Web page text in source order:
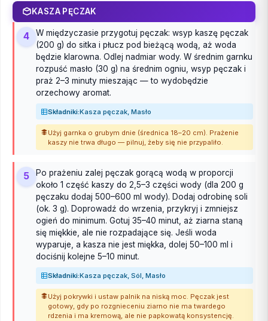
KASZA PĘCZAK
4
W międzyczasie przygotuj pęczak: wsyp kaszę pęczak
(200 g) do sitka i płucz pod bieżącą wodą, aż woda
będzie klarowna. Odlej nadmiar wody. W średnim garnku
rozpuść masło (30 g) na średnim ogniu, wsyp pęczak i
praż 2–3 minuty mieszając — to wydobędzie
orzechowy aromat.
Składniki:Kasza pęczak, Masło
Użyj garnka o grubym dnie (średnica 18–20 cm). Prażenie
kaszy nie trwa długo — pilnuj, żeby się nie przypaliło.
5
Po prażeniu zalej pęczak gorącą wodą w proporcji
około 1 część kaszy do 2,5–3 części wody (dla 200 g
pęczaku dodaj 500–600 ml wody). Dodaj odrobinę soli
(ok. 3 g). Doprowadź do wrzenia, przykryj i zmniejsz
ogień do minimum. Gotuj 35–40 minut, aż ziarna staną
się miękkie, ale nie rozpadające się. Jeśli woda
wyparuje, a kasza nie jest miękka, dolej 50–100 ml i
dociśnij kolejne 5–10 minut.
Składniki:Kasza pęczak, Sól, Masło
Użyj pokrywki i ustaw palnik na niską moc. Pęczak jest
gotowy, gdy po rozgnieceniu ziarno nie ma twardego
rdzenia i ma kremową, ale nie papkowatą konsystencję.